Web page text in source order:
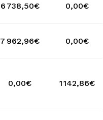
6 738,50€ 0,00€
7 962,96€ 0,00€
0,00€ 1 142,86€